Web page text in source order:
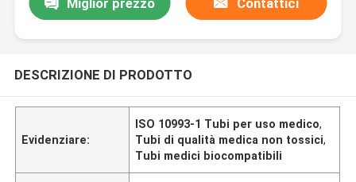
DESCRIZIONE DI PRODOTTO
Evidenziare:
ISO 10993-1 Tubi per uso medico,
Tubi di qualità medica non tossici,
Tubi medici biocompatibili